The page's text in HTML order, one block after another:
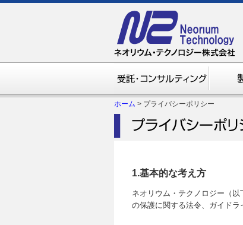
ホーム > プライバシーポリシー
1.基本的な考え方
ネオリウム・テクノロジー（
の保護に関する法令、ガイドラ